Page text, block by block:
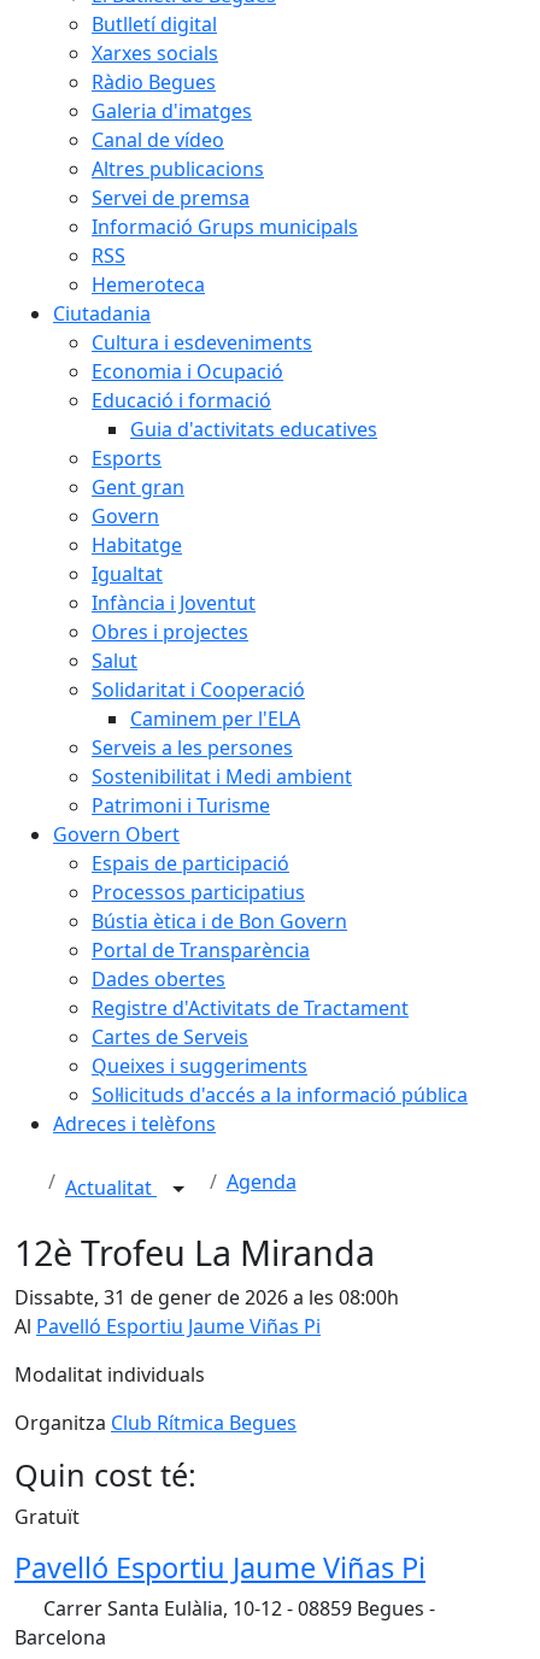
Butlletí digital
Xarxes socials
Ràdio Begues
Galeria d'imatges
Canal de vídeo
Altres publicacions
Servei de premsa
Informació Grups municipals
RSS
Hemeroteca
Ciutadania
Cultura i esdeveniments
Economia i Ocupació
Educació i formació
Guia d'activitats educatives
Esports
Gent gran
Govern
Habitatge
Igualtat
Infància i Joventut
Obres i projectes
Salut
Solidaritat i Cooperació
Caminem per l'ELA
Serveis a les persones
Sostenibilitat i Medi ambient
Patrimoni i Turisme
Govern Obert
Espais de participació
Processos participatius
Bústia ètica i de Bon Govern
Portal de Transparència
Dades obertes
Registre d'Activitats de Tractament
Cartes de Serveis
Queixes i suggeriments
Sol·licituds d'accés a la informació pública
Adreces i telèfons
Actualitat Agenda
12è Trofeu La Miranda
Dissabte, 31 de gener de 2026 a les 08:00h
Al Pavelló Esportiu Jaume Viñas Pi
Modalitat individuals
Organitza Club Rítmica Begues
Quin cost té:
Gratuït
Pavelló Esportiu Jaume Viñas Pi
Carrer Santa Eulàlia, 10-12 - 08859 Begues -
Barcelona